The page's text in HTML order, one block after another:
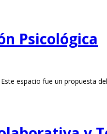
Psicológica
espacio fue un propuesta